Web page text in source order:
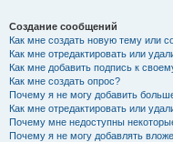
Создание сообщений
Как мне создать новую тему или
Как мне отредактировать или
Как мне добавить подпись к
Как мне создать опрос?
Почему я не могу добавить
Как мне отредактировать или
Почему мне недоступны
Почему я не могу добавлять